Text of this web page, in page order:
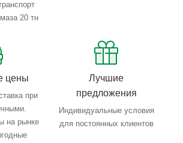
20 тн
цены
при
на рынке
Лучшие
предложения
Индивидуальные условия
для постоянных клиентов